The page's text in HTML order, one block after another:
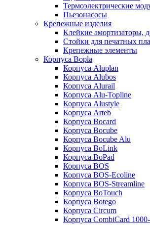
Термоэлектрические
Пьезонасосы
Крепежные изделия
Клейкие амортизаторы,
Стойки для печатных
Крепежные элементы
Корпуса Bopla
Корпуса Aluplan
Корпуса Alubos
Корпуса Alurail
Корпуса Alu-Topline
Корпуса Alustyle
Корпуса Arteb
Корпуса Bocard
Корпуса Bocube
Корпуса Bocube Alu
Корпуса BoLink
Корпуса BoPad
Корпуса BOS
Корпуса BOS-Ecoline
Корпуса BOS-Streamline
Корпуса BoTouch
Корпуса Botego
Корпуса Circum
Корпуса CombiCard